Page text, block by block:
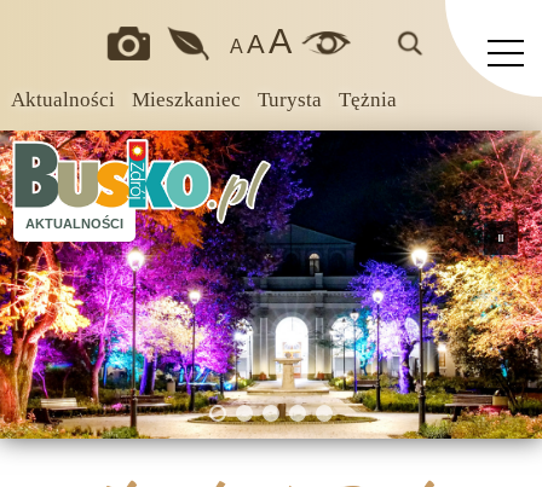
Aktualności Mieszkaniec Turysta Tężnia
A AA
AKTUALNOŚCI